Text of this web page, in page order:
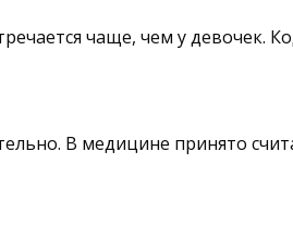
чаще, чем у девочек.
В медицине принято